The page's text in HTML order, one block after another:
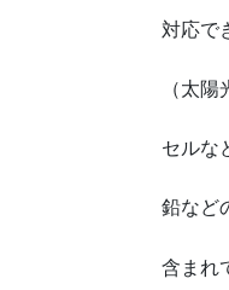
対応でき
（太陽光
セルなど
鉛などの
含まれて